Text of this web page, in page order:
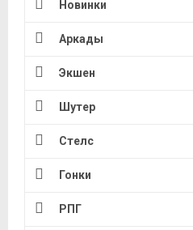
Новинки
Аркады
Экшен
Шутер
Стелс
Гонки
РПГ